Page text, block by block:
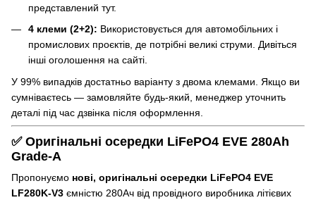
представлений тут.
4 клеми (2+2): Використовується для автомобільних і
промислових проєктів, де потрібні великі струми. Дивіться
інші оголошення на сайті.
У 99% випадків достатньо варіанту з двома клемами. Якщо ви
сумніваєтесь — замовляйте будь-який, менеджер уточнить
деталі під час дзвінка після оформлення.
✅ Оригінальні осередки LiFePO4 EVE 280Ah
Grade-A
Пропонуємо нові, оригінальні осередки LiFePO4 EVE
LF280K-V3 ємністю 280Ач від провідного виробника літієвих